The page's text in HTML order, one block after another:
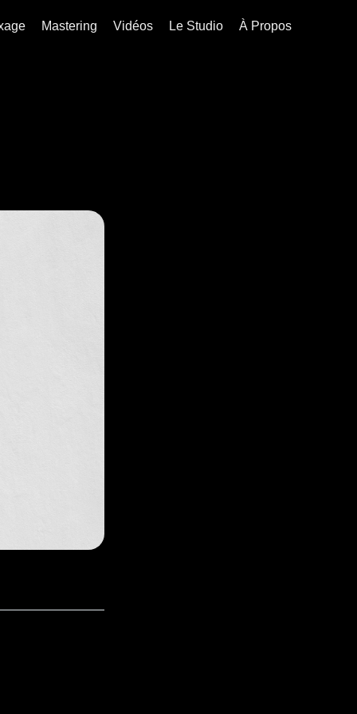
Mastering Vidéos Le Studio À Propos